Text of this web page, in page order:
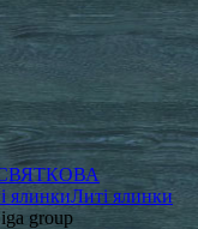
«СВЯТКОВА
ялинкиЛиті ялинки
group